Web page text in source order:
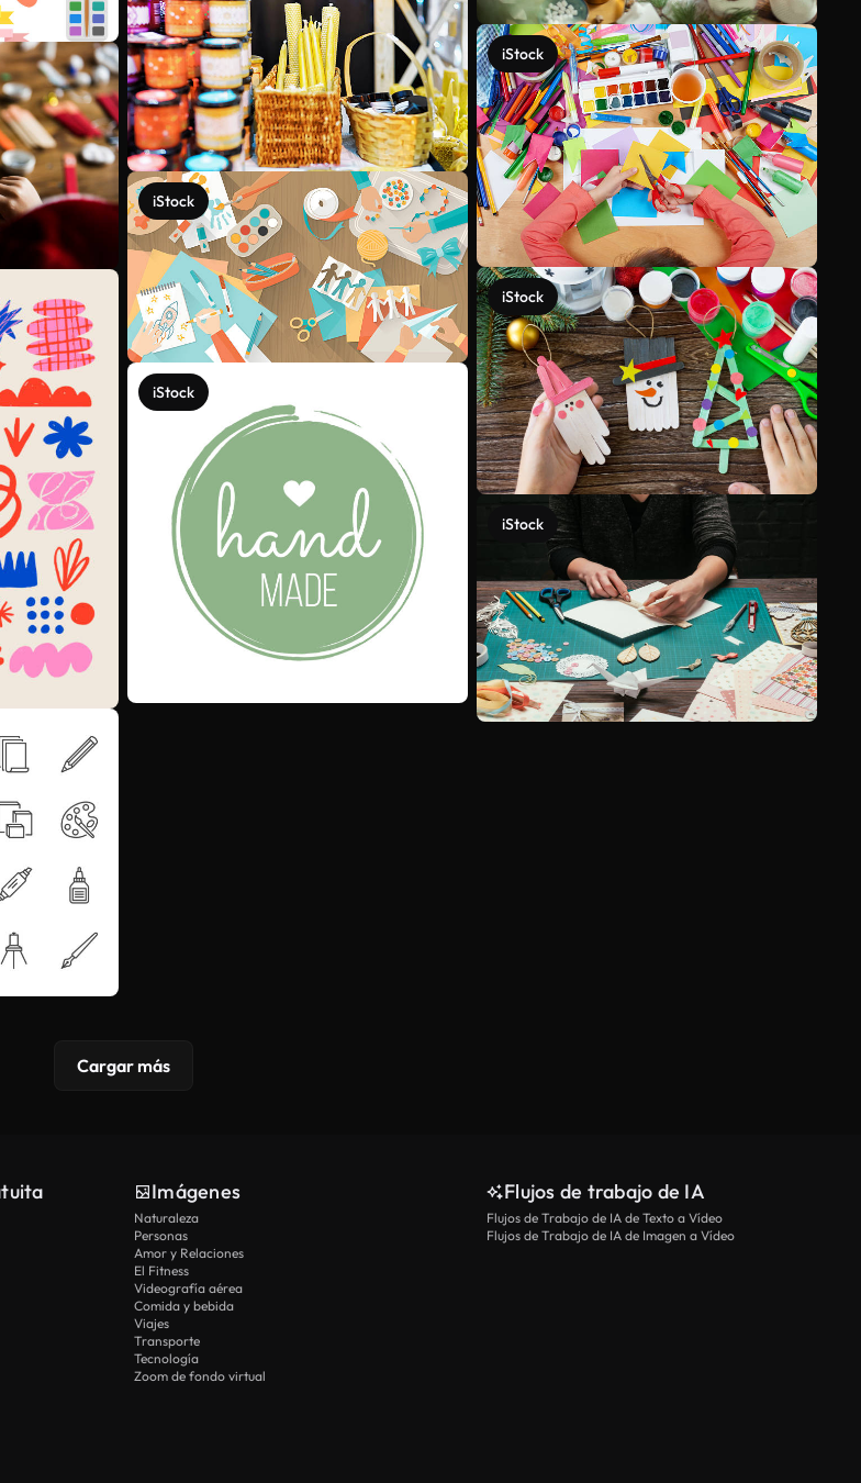
iStock
iStock
iStock
iStock
iStock
Cargar más
Imágenes
Naturaleza
Personas
Amor y Relaciones
El Fitness
Videografía aérea
Comida y bebida
Viajes
Transporte
Tecnología
Zoom de fondo virtual
Flujos de trabajo de IA
Flujos de Trabajo de IA de Texto a Vídeo
Flujos de Trabajo de IA de Imagen a Vídeo